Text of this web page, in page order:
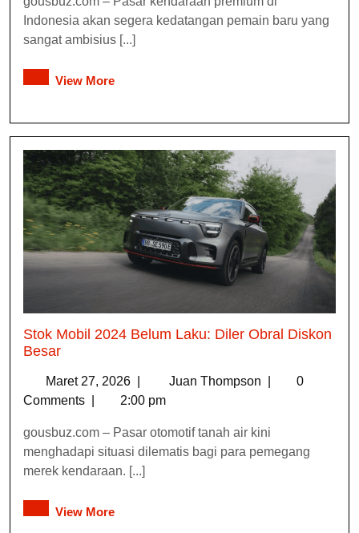
Indonesia akan segera kedatangan pemain baru yang
sangat ambisius [...]
View More
Stok Mobil 2024 Belum Laku: Diler Obral Diskon
Besar
Maret 27, 2026 Juan Thompson
0
Comments
2:00 pm
gousbuz.com – Pasar otomotif tanah air kini
menghadapi situasi dilematis bagi para pemegang
merek kendaraan. [...]
View More